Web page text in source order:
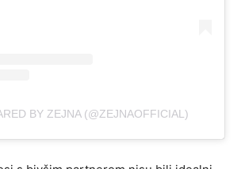
BY ZEJNA (@ZEJNAOFFICIAL)